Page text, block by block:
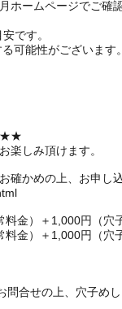
ームページでご確認
です。
可能性がございます
★★
楽しみ頂けます。
確かめの上、お申し
金）＋1,000円（穴
金）＋1,000円（穴
合せの上、穴子め